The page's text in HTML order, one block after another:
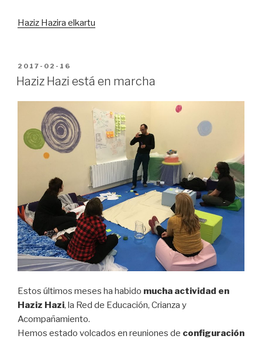
Haziz Hazira elkartu
PUBLICADO
EN
2017-02-16
Haziz Hazi está en marcha
Estos últimos meses ha habido mucha actividad en
Haziz Hazi, la Red de Educación, Crianza y
Acompañamiento.
Hemos estado volcados en reuniones de configuración